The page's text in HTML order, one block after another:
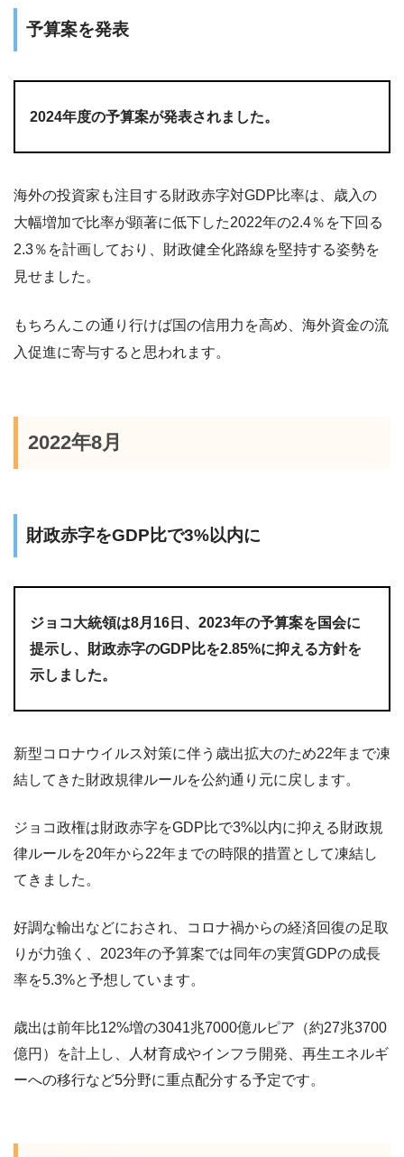
予算案を発表
2024年度の予算案が発表されました。
海外の投資家も注目する財政赤字対GDP比率は、歳入の
大幅増加で比率が顕著に低下した2022年の2.4％を下回る
2.3％を計画しており、財政健全化路線を堅持する姿勢を
見せました。
もちろんこの通り行けば国の信用力を高め、海外資金の流
入促進に寄与すると思われます。
2022年8月
財政赤字をGDP比で3%以内に
ジョコ大統領は8月16日、2023年の予算案を国会に
提示し、財政赤字のGDP比を2.85%に抑える方針を
示しました。
新型コロナウイルス対策に伴う歳出拡大のため22年まで凍
結してきた財政規律ルールを公約通り元に戻します。
ジョコ政権は財政赤字をGDP比で3%以内に抑える財政規
律ルールを20年から22年までの時限的措置として凍結し
てきました。
好調な輸出などにおされ、コロナ禍からの経済回復の足取
りが力強く、2023年の予算案では同年の実質GDPの成長
率を5.3%と予想しています。
歳出は前年比12%増の3041兆7000億ルピア（約27兆3700
億円）を計上し、人材育成やインフラ開発、再生エネルギ
ーへの移行など5分野に重点配分する予定です。